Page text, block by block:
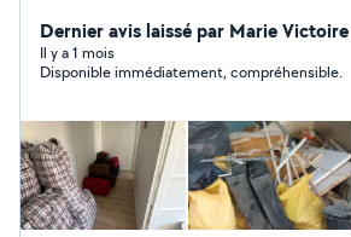
Dernier avis laissé par Marie
Il y a 1 mois
Disponible immédiatement, compréhensible.